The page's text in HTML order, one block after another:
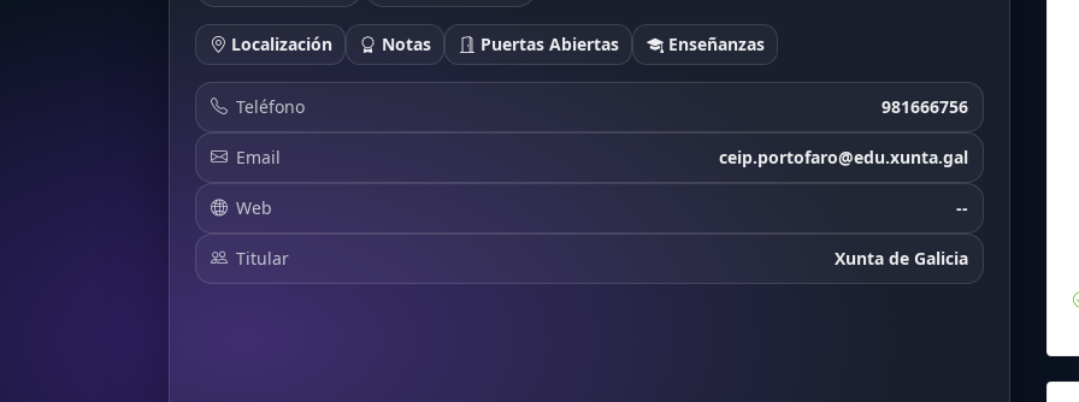
Localización Notas Puertas Abiertas Enseñanzas
Teléfono 981666756
Email ceip.portofaro@edu.xunta.gal
Web --
Titular Xunta de Galicia